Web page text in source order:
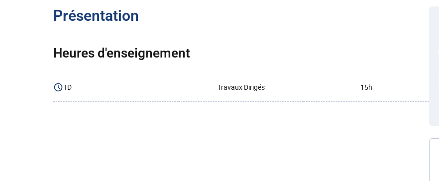
Présentation
Heures d'enseignement
TD Travaux Dirigés 15h